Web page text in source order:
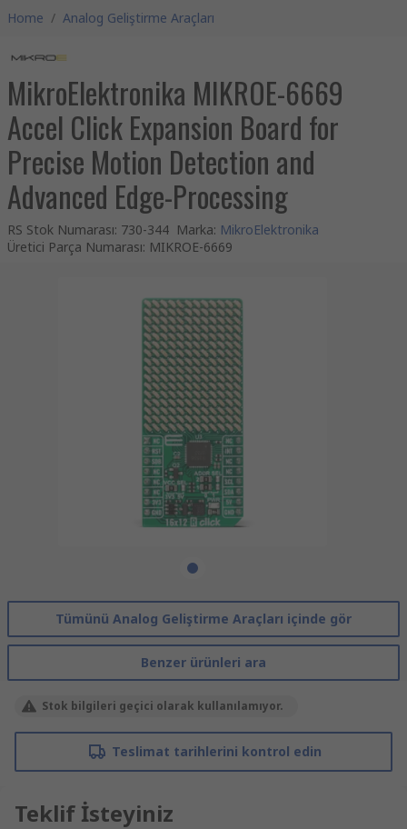
Home / Analog Geliştirme Araçları
MikroElektronika MIKROE-6669
Accel Click Expansion Board for
Precise Motion Detection and
Advanced Edge-Processing
RS Stok Numarası: 730-344 Marka: MikroElektronika
Üretici Parça Numarası: MIKROE-6669
Tümünü Analog Geliştirme Araçları içinde gör
Benzer ürünleri ara
Stok bilgileri geçici olarak kullanılamıyor.
Teslimat tarihlerini kontrol edin
Teklif İsteyiniz